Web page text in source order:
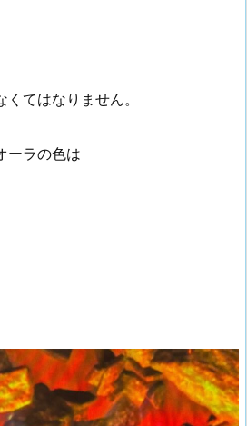
てはなりません。
ーラの色は